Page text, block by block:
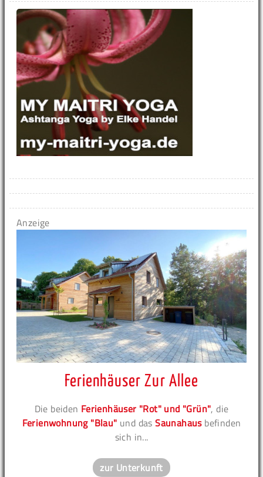
Anzeige
Ferienhäuser Zur Allee
Die beiden Ferienhäuser "Rot" und "Grün", die
Ferienwohnung "Blau" und dasSaunahausbefinden
sich in...
zur Unterkunft